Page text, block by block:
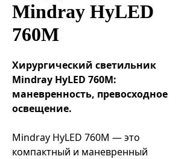
Mindray HyLED
760M
Хирургический светильник
Mindray HyLED 760M:
маневренность, превосходное
освещение.
Mindray HyLED 760M — это
компактный и маневренный